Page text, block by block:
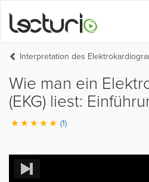
Interpretation des
Wie man ein
(EKG) liest:
(1)